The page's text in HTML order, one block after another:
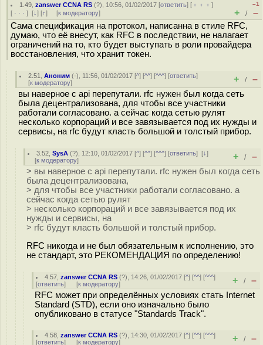
1.49 ,zanswer CCNA RS (?), 10:56, 01/02/2017 [ответить] [ ﹢﹢﹢]
[ · · · ] [↓] [↑] [к модератору]
–1
+ / –
Сама спецификация на протокол, написанна в стиле RFC,
думаю, что её внесут, как RFC в последствии, не налагает
ограничений на то, кто будет выступать в роли провайдера
восстановления, что хранит токен.
2.51 ,Аноним (-), 11:56, 01/02/2017 [^] [^^] [^^^] [ответить]
[к модератору] + / –
вы наверное с api перепутали. rfc нужен был когда сеть
была децентрализована, для чтобы все участники
работали согласовано. а сейчас когда сетью рулят
несколько корпораций и все завязывается под их нужды и
сервисы, на rfc будут класть большой и толстый прибор.
3.52 ,SysA (?), 12:10, 01/02/2017 [^] [^^] [^^^] [ответить][↓]
[к модератору] + / –
> вы наверное с api перепутали. rfc нужен был когда сеть
была децентрализована,
> для чтобы все участники работали согласовано. а
сейчас когда сетью рулят
> несколько корпораций и все завязывается под их
нужды и сервисы, на
> rfc будут класть большой и толстый прибор.
RFC никогда и не был обязательным к исполнению, это
не стандарт, это РЕКОМЕНДАЦИЯ по определению!
4.57 ,zanswer CCNA RS (?), 14:26, 01/02/2017 [^] [^^] [^^^]
[ответить] [к модератору] + / –
RFC может при определённых условиях стать Internet
Standard (STD), если оно изначально было
опубликовано в статусе "Standards Track".
4.58 ,zanswer CCNA RS (?), 14:30, 01/02/2017 [^] [^^] [^^^]
[ответить] [к модератору] + / –